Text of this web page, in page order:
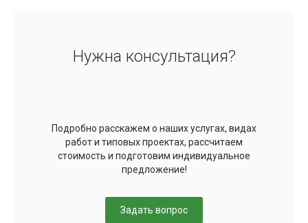
Нужна консультация?
Подробно расскажем о наших услугах, видах
работ и типовых проектах, рассчитаем
стоимость и подготовим индивидуальное
предложение!
Задать вопрос